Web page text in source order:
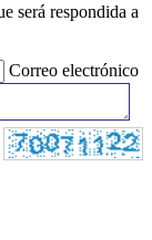
será respondida a
Correo electrónico